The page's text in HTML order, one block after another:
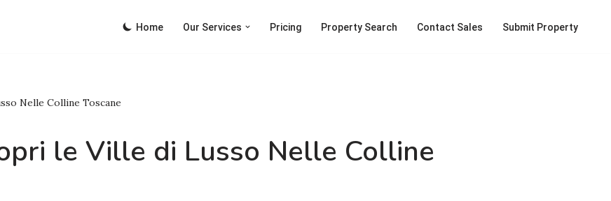
Home Our Services Pricing Property Search Contact Sales Submit Property
Nelle Colline Toscane
le Ville di Lusso Nelle Colline